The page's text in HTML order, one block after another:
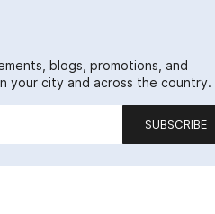
blogs, promotions, and
your city and across the country.
SUBSCRIBE